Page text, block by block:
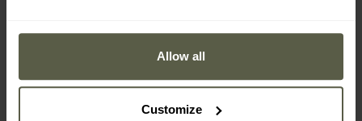
Allow all
Customize
Rukavice splňují americkou ochrannou normuANSI/ISEA
co do odolnosti proti řezu, oděru a
propíchnutí, což znamená:
3: odolnost proti oděru (v rozmezí 1 až 6)